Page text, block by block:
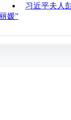
习近平夫人
媛”